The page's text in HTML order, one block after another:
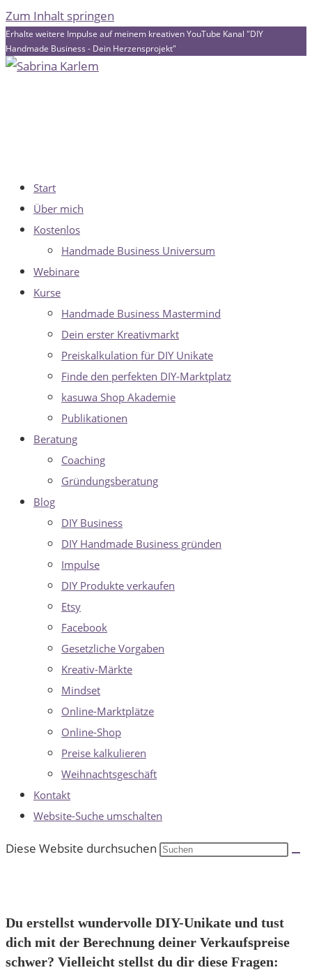
Zum Inhalt springen
Erhalte weitere Impulse auf meinem kreativen YouTube Kanal "DIY
Handmade Business - Dein Herzensprojekt"
Start
Über mich
Kostenlos
Handmade Business Universum
Webinare
Kurse
Handmade Business Mastermind
Dein erster Kreativmarkt
Preiskalkulation für DIY Unikate
Finde den perfekten DIY-Marktplatz
kasuwa Shop Akademie
Publikationen
Beratung
Coaching
Gründungsberatung
Blog
DIY Business
DIY Handmade Business gründen
Impulse
DIY Produkte verkaufen
Etsy
Facebook
Gesetzliche Vorgaben
Kreativ-Märkte
Mindset
Online-Marktplätze
Online-Shop
Preise kalkulieren
Weihnachtsgeschäft
Kontakt
Website-Suche umschalten
Diese Website durchsuchen
Du erstellst wundervolle DIY-Unikate und tust
dich mit der Berechnung deiner Verkaufspreise
schwer? Vielleicht stellst du dir diese Fragen: